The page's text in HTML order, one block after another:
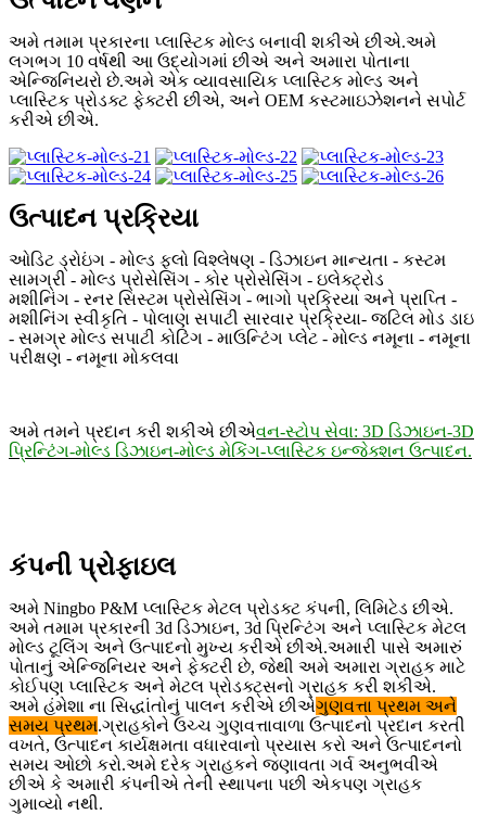
અમે તમામ પ્રકારના પ્લાસ્ટિક મોલ્ડ બનાવી શકીએ છીએ.અમે
લગભગ 10 વર્ષથી આ ઉદ્યોગમાં છીએ અને અમારા પોતાના
એન્જિનિયરો છે.અમે એક વ્યાવસાયિક પ્લાસ્ટિક મોલ્ડ અને
પ્લાસ્ટિક પ્રોડક્ટ ફેક્ટરી છીએ, અને OEM કસ્ટમાઇઝેશનને સપોર્ટ
કરીએ છીએ.
ઉત્પાદન પ્રક્રિયા
ઓડિટ ડ્રોઇંગ - મોલ્ડ ફ્લો વિશ્લેષણ - ડિઝાઇન માન્યતા - કસ્ટમ
સામગ્રી - મોલ્ડ પ્રોસેસિંગ - કોર પ્રોસેસિંગ - ઇલેક્ટ્રોડ
મશીનિંગ - રનર સિસ્ટમ પ્રોસેસિંગ - ભાગો પ્રક્રિયા અને પ્રાપ્તિ -
મશીનિંગ સ્વીકૃતિ - પોલાણ સપાટી સારવાર પ્રક્રિયા- જટિલ મોડ ડાઇ
- સમગ્ર મોલ્ડ સપાટી કોટિંગ - માઉન્ટિંગ પ્લેટ - મોલ્ડ નમૂના - નમૂના
પરીક્ષણ - નમૂના મોકલવા
અમે તમને પ્રદાન કરી શકીએ છીએવન-સ્ટોપ સેવા: 3D ડિઝાઇન-3D
પ્રિન્ટિંગ-મોલ્ડ ડિઝાઇન-મોલ્ડ મેકિંગ-પ્લાસ્ટિક ઇન્જેક્શન ઉત્પાદન.
કંપની પ્રોફાઇલ
અમે Ningbo P&M પ્લાસ્ટિક મેટલ પ્રોડક્ટ કંપની, લિમિટેડ છીએ.
અમે તમામ પ્રકારની 3d ડિઝાઇન, 3d પ્રિન્ટિંગ અને પ્લાસ્ટિક મેટલ
મોલ્ડ ટૂલિંગ અને ઉત્પાદનો મુખ્ય કરીએ છીએ.અમારી પાસે અમારું
પોતાનું એન્જિનિયર અને ફેક્ટરી છે, જેથી અમે અમારા ગ્રાહક માટે
કોઈપણ પ્લાસ્ટિક અને મેટલ પ્રોડક્ટ્સનો ગ્રાહક કરી શકીએ.
અમે હંમેશા ના સિદ્ધાંતોનું પાલન કરીએ છીએગુણવત્તા પ્રથમ અને
સમય પ્રથમ.ગ્રાહકોને ઉચ્ચ ગુણવત્તાવાળા ઉત્પાદનો પ્રદાન કરતી
વખતે, ઉત્પાદન કાર્યક્ષમતા વધારવાનો પ્રયાસ કરો અને ઉત્પાદનનો
સમય ઓછો કરો.અમે દરેક ગ્રાહકને જણાવતા ગર્વ અનુભવીએ
છીએ કે અમારી કંપનીએ તેની સ્થાપના પછી એકપણ ગ્રાહક
ગુમાવ્યો નથી.